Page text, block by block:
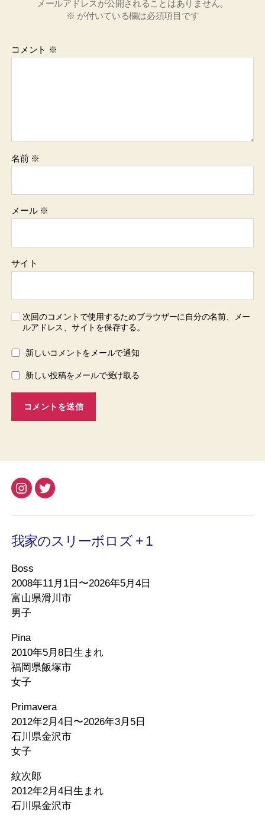
メールアドレスが公開されることはありません。
※ が付いている欄は必須項目です
コメント ※
名前 ※
メール ※
サイト
次回のコメントで使用するためブラウザーに自分の名前、メー
ルアドレス、サイトを保存する。
新しいコメントをメールで通知
新しい投稿をメールで受け取る
Instagram
Twitter
我家のスリーボロズ + 1
Boss
2008年11月1日〜2026年5月4日
富山県滑川市
男子
Pina
2010年5月8日生まれ
福岡県飯塚市
女子
Primavera
2012年2月4日〜2026年3月5日
石川県金沢市
女子
紋次郎
2012年2月4日生まれ
石川県金沢市